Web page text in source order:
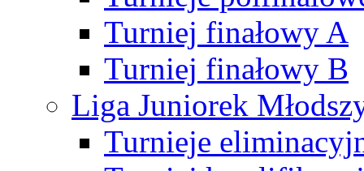
Turniej finałowy A
Turniej finałowy B
Liga Juniorek
Turnieje